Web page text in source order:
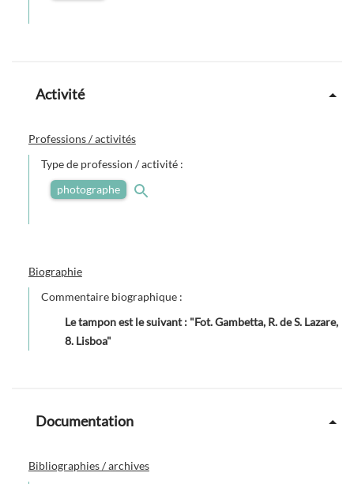
Activité
Professions / activités
Type de profession / activité :
photographe
Biographie
Commentaire biographique :
Le tampon est le suivant : "Fot. Gambetta, R. de S. Lazare,
8. Lisboa"
Documentation
Bibliographies / archives